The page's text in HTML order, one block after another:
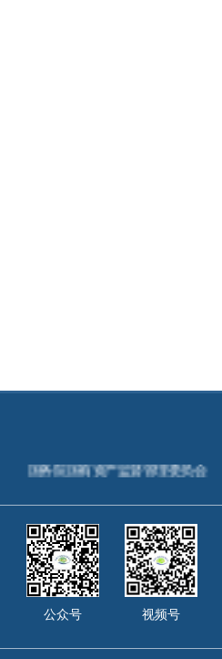
国务院国有资产监督管理委员会
公众号 视频号